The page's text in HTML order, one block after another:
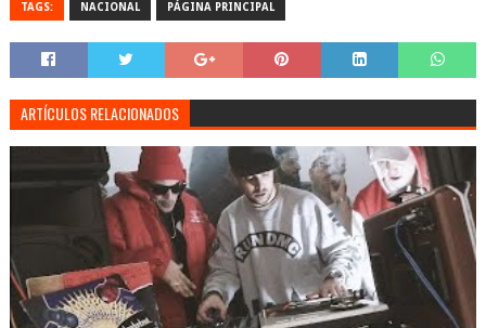
TAGS: NACIONAL PÁGINA PRINCIPAL
ARTÍCULOS RELACIONADOS